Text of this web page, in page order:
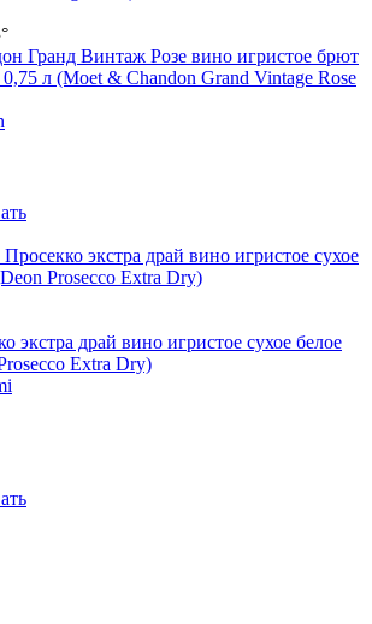
Гранд Винтаж Розе вино игристое брют
0,75 л (Moet & Chandon Grand Vintage Rose
экстра драй вино игристое сухое белое
Extra Dry)